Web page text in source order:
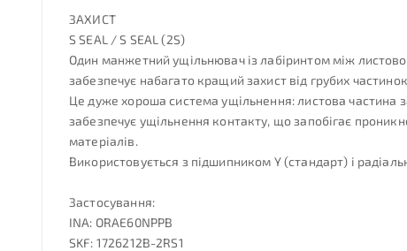
ЗАХИСТ
S SEAL / S SEAL (2S)
Один манжетний ущільнювач із лабіринтом між
забезпечує набагато кращий захист від грубих
Це дуже хороша система ущільнення: листова частина
забезпечує ущільнення контакту, що запобігає
матеріалів.
Використовується з підшипником Y (стандарт) і
Застосування:
INA: ORAE60NPPB
SKF: 1726212B-2RS1